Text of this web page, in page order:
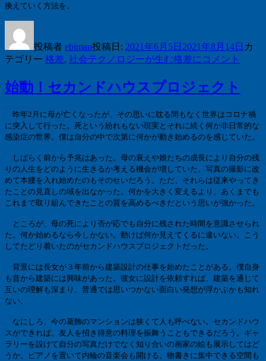
換えていく方法を。
投稿者 ebiman投稿日: 2021年6月5日 2021年8月14日 カ
テゴリー 格差, 社会テクノロジーが生む格差に コメント
始動！セカンドハウスプロジェクト
昨年2 月に母が亡くなったが、その思いに耽る間もなく世界はコロナ禍
に突入して行った。死という紛れもない現実とそれに続く何か非日常的な
感染症の世界。僕は自分の中で次第に何かが動き始めるのを感じていた。
しばらく前から予兆はあった。母の衰えや娘たちの成長により自分の残
りの人生をどのように生きるか考える機会が増していた。写真の撮影に改
めて本腰を入れ始めたのもそのせいだろう。ただ、それらは従来やってき
たことの見直しの域を出なかった。何かを大きく変えるより、あくまでも
これまで取り組んできたことの質を高めるべきだという思いが強かった。
ところが、母の死により否が応でも自分に残された時間を意識させられ
た。何か始めるなら今しかない。動けば何か見えてくるに違いない。こう
してたどり着いたのがセカンドハウスプロジェクトだった。
背景には長女が３年前から建築設計の仕事を始めたことがある。僕自身
も昔から建築には興味があった。彼女に設計を依頼すれば、建築を通じて
互いの理解も深まり、普通では思いつかない面白い発想が浮かぶかも知れ
ない。
なにしろ、今の葛飾のマンションは狭くて人も呼べない。セカンドハウ
スができれば、友人を招き得意の料理を振舞うこともできるだろう。ギャ
ラリーを設けて自分の写真だけでなく知り合いの画家の絵も展示してはど
うか。ピアノを置いて内輪の音楽会も開ける。物書きに集中できる空間も